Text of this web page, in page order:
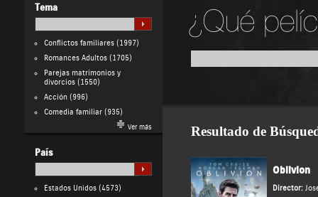
Tema
Conflictos familiares(1997)
Romances Adultos(1705)
Parejas matrimonios y
divorcios(1550)
Acción(996)
Comedia familiar(935)
Ver más
País
Estados Unidos(4573)
Resultado de
Oblivion
Director: